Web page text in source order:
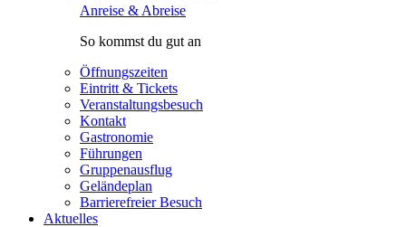
Anreise & Abreise
So kommst du gut an
Öffnungszeiten
Eintritt & Tickets
Veranstaltungsbesuch
Kontakt
Gastronomie
Führungen
Gruppenausflug
Geländeplan
Barrierefreier Besuch
Aktuelles